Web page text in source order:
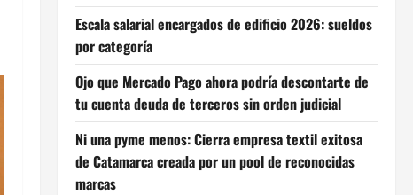
Escala salarial encargados de edificio 2026: sueldos
por categoría
Ojo que Mercado Pago ahora podría descontarte de
tu cuenta deuda de terceros sin orden judicial
Ni una pyme menos: Cierra empresa textil exitosa
de Catamarca creada por un pool de reconocidas
marcas